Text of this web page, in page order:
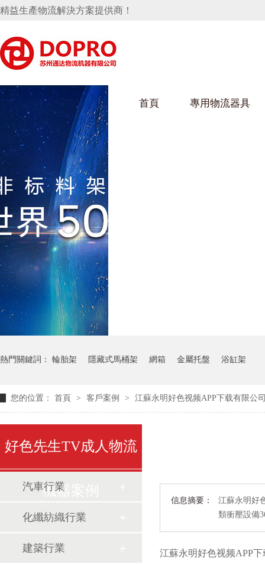
精益生產物流解決方案提供商！
首頁 專用物流器具
好色视频APP下载架
變速箱托盤 保險杠料架
輪胎架
衝壓件料架
儀表盤料架
轉向機料架
消聲器料架
懸掛料架
手推車
網箱
氣瓶料架
隱藏式馬桶水箱支架
汽車行業
衛浴行業
熱門關鍵詞： 輪胎架 隱藏式馬桶架 網箱 金屬托盤 浴缸架
您的位置： 首頁 > 客戶案例 > 江蘇永明好色视频APP下载有限公
信息摘要：
江蘇永明好
類衝壓設備
江蘇永明好色视频APP下载
好色先生TV成人物流
機器案例
汽車行業
化纖紡織行業
建築行業